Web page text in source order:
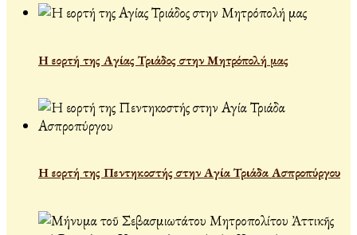
Η εορτή της Αγίας Τριάδος στην Μητρόπολή μας
Η εορτή της Πεντηκοστής στην Αγία Τριάδα Ασπροπύργου